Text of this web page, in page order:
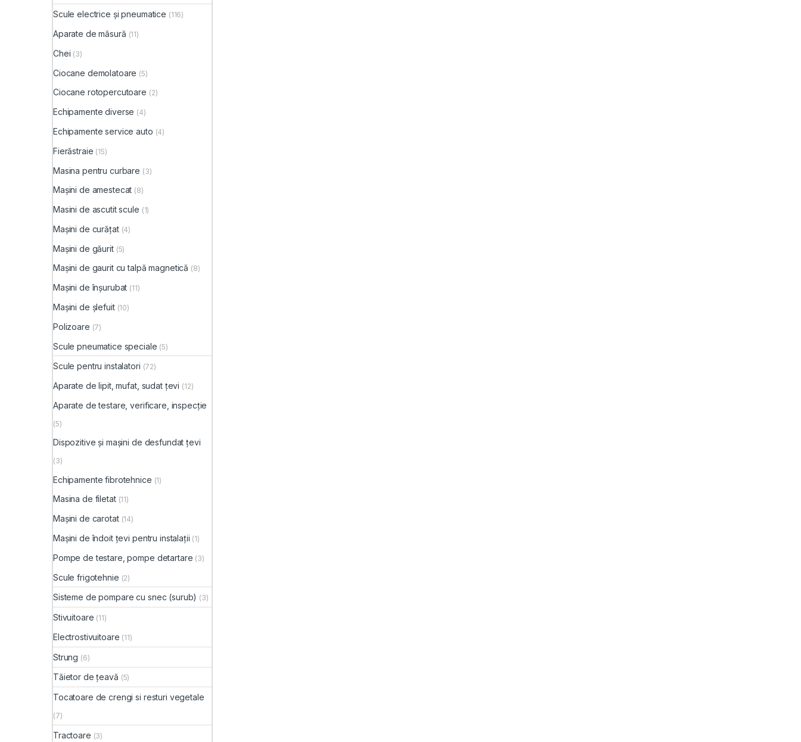
Scule electrice și pneumatice (116)
Aparate de măsură (11)
Chei (3)
Ciocane demolatoare (5)
Ciocane rotopercutoare (2)
Echipamente diverse (4)
Echipamente service auto (4)
Fierăstraie (15)
Masina pentru curbare (3)
Mașini de amestecat (8)
Masini de ascutit scule (1)
Mașini de curățat (4)
Mașini de găurit (5)
Mașini de gaurit cu talpă magnetică (8)
Mașini de înșurubat (11)
Mașini de șlefuit (10)
Polizoare (7)
Scule pneumatice speciale (5)
Scule pentru instalatori (72)
Aparate de lipit, mufat, sudat țevi (12)
Aparate de testare, verificare, inspecție
(5)
Dispozitive și mașini de desfundat țevi
(3)
Echipamente fibrotehnice (1)
Masina de filetat (11)
Mașini de carotat (14)
Mașini de îndoit țevi pentru instalații (1)
Pompe de testare, pompe detartare (3)
Scule frigotehnie (2)
Sisteme de pompare cu snec (surub) (3)
Stivuitoare (11)
Electrostivuitoare (11)
Strung (6)
Tăietor de țeavă (5)
Tocatoare de crengi si resturi vegetale
(7)
Tractoare (3)